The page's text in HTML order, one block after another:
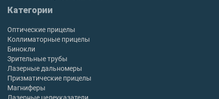
Категории
Оптические прицелы
Коллиматорные прицелы
Бинокли
Зрительные трубы
Лазерные дальномеры
Призматические прицелы
Магниферы